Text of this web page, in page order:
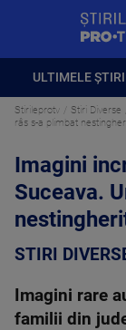
ULTIMELE ȘTIRI
Stirileprotv Stiri Diverse
râs s-a plimbat
Imagini
Suceava.
STIRI
Imagini rare
familii din